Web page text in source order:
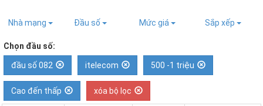
Nhà mạng Đầu số Mức giá Sắp xếp
Chọn đầu số:
đầu số 082 itelecom 500 -1 triệu
Cao đến thấp xóa bộ lọc